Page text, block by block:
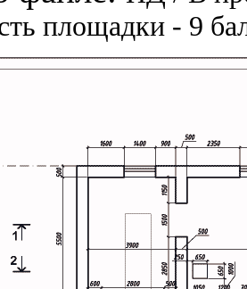
площадки - 9